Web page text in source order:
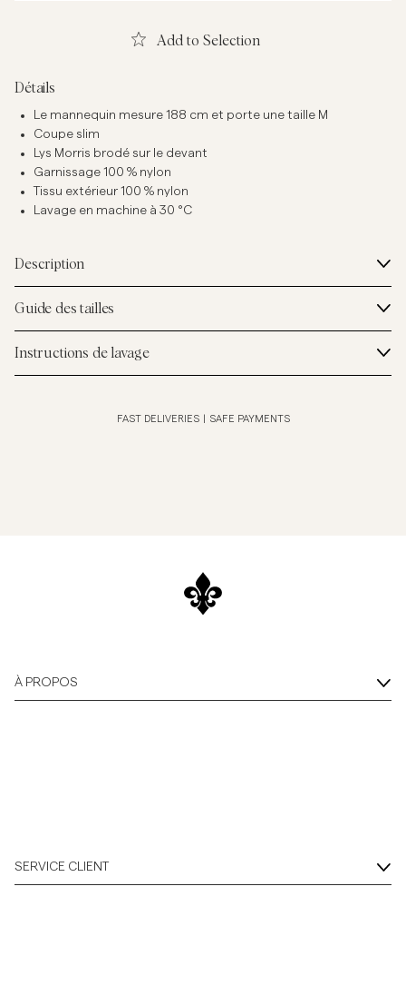
Add to Selection
Détails
Le mannequin mesure 188 cm et porte une taille M
Coupe slim
Lys Morris brodé sur le devant
Garnissage 100 % nylon
Tissu extérieur 100 % nylon
Lavage en machine à 30 °C
Description
Guide des tailles
Instructions de lavage
FAST DELIVERIES SAFE PAYMENTS
À PROPOS
SERVICE CLIENT